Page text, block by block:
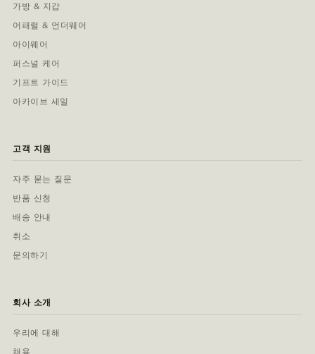
가방 & 지갑
어패럴 & 언더웨어
아이웨어
퍼스널 케어
기프트 가이드
아카이브 세일
고객 지원
자주 묻는 질문
반품 신청
배송 안내
취소
문의하기
회사 소개
우리에 대해
채용